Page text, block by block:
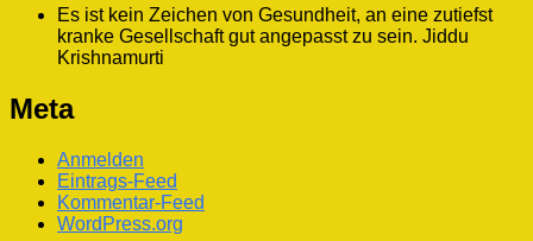
Es ist kein Zeichen von Gesundheit, an eine zutiefst
kranke Gesellschaft gut angepasst zu sein. Jiddu
Krishnamurti
Meta
Anmelden
Eintrags-Feed
Kommentar-Feed
WordPress.org